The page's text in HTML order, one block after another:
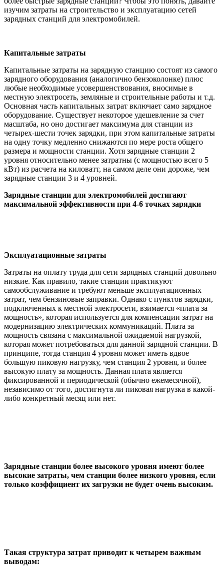
изучим затраты на строительство и эксплуатацию сетей
зарядных станций для электромобилей.
Капитальные затраты
Капитальные затраты на зарядную станцию состоят из самого
зарядного оборудования (аналогично бензоколонке) плюс
любые необходимые усовершенствования, вносимые в
местную электросеть, земляные и строительные работы и т.д.
Основная часть капитальных затрат включает само зарядное
оборудование. Существует некоторое удешевление за счет
масштаба, но оно достигает максимума для станции из
четырех-шести точек зарядки, при этом капитальные затраты
на одну точку медленно снижаются по мере роста общего
размера и мощности станции. Хотя зарядные станции 2
уровня относительно менее затратны (с мощностью всего 5
кВт) из расчета на киловатт, на самом деле они дороже, чем
зарядные станции 3 и 4 уровней.
Зарядные станции для электромобилей достигают
максимальной эффективности при 4-6 точках зарядки
Эксплуатационные затраты
Затраты на оплату труда для сети зарядных станций довольно
низкие. Как правило, такие станции практикуют
самообслуживание и требуют меньше эксплуатационных
затрат, чем бензиновые заправки. Однако с пунктов зарядки,
подключенных к местной электросети, взимается «плата за
мощность», которая используется для компенсации затрат на
модернизацию электрических коммуникаций. Плата за
мощность связана с максимальной ожидаемой нагрузкой,
которая может потребоваться для данной зарядной станции. В
принципе, тогда станция 4 уровня может иметь вдвое
большую пиковую нагрузку, чем станция 2 уровня, и более
высокую плату за мощность. Данная плата является
фиксированной и периодической (обычно ежемесячной),
независимо от того, достигнута ли пиковая нагрузка в какой-
либо конкретный месяц или нет.
Зарядные станции более высокого уровня имеют более
высокие затраты, чем станции более низкого уровня, если
только коэффициент их загрузки не будет очень высоким.
Такая структура затрат приводит к четырем важным
выводам: